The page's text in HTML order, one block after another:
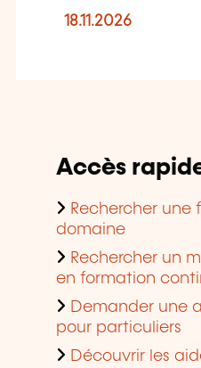
18.11.2026
Accès
Rechercher une
domaine
Rechercher un
en formation
Demander une
pour particuliers
Découvrir les